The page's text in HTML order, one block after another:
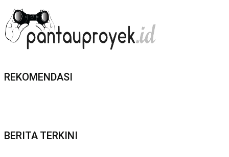
REKOMENDASI
BERITA TERKINI